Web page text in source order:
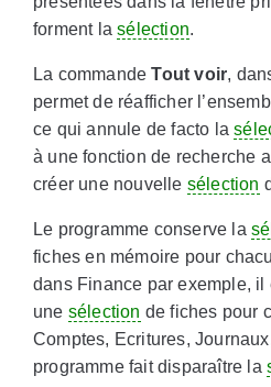
forment lasélection.
La commandeTout voir,
permet de réafficher
ce qui annule de facto la
à une fonction de recherche
créer une nouvelle sélection
Le programme conserve la
fiches en mémoire pour
dans Finance par exemple,
une sélection de fiches pour
Comptes, Ecritures,
programme fait disparaître la